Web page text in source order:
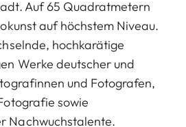
Auf 65 Quadratmetern
auf höchstem Niveau.
hochkarätige
Werke deutscher und
und Fotografen,
sowie
Nachwuchstalente.